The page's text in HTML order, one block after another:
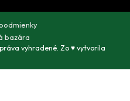
vyhradené. Zo ♥ vytvorila
bazára